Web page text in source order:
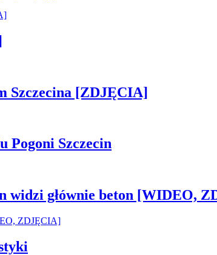
Szczecina [ZDJĘCIA]
Pogoni Szczecin
widzi głównie beton [WIDEO,